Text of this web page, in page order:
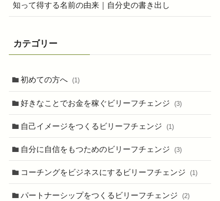
知って得する名前の由来｜自分史の書き出し
カテゴリー
初めての方へ (1)
好きなことでお金を稼ぐビリーフチェンジ (3)
自己イメージをつくるビリーフチェンジ (1)
自分に自信をもつためのビリーフチェンジ (3)
コーチングをビジネスにするビリーフチェンジ (1)
パートナーシップをつくるビリーフチェンジ (2)